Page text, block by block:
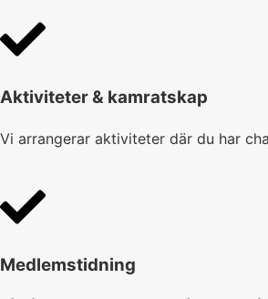
Aktiviteter & kamratskap
Vi arrangerar aktiviteter där du har
Medlemstidning